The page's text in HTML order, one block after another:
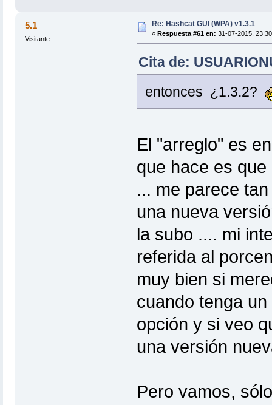
5.1
Visitante
Re: Hashcat GUI (WPA) v1.3.1
« Respuesta #61 en: 31-07-2015,
Cita de:
entonces ¿1.3.2?
El "arreglo" es
que hace es
... me parece
una nueva
la subo .... mi
referida al
muy bien si
cuando tenga
opción y si veo
una versión
Pero vamos,